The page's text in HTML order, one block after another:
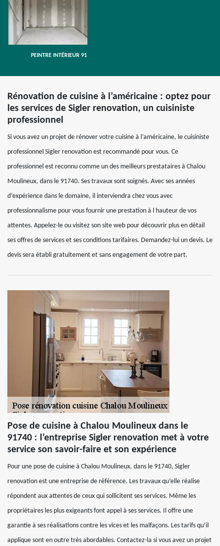
PEINTRE INTÉRIEUR 91
Rénovation de cuisine à l’américaine : optez pour
les services de Sigler renovation, un cuisiniste
professionnel
Si vous avez un projet de rénover votre cuisine à l’américaine, le cuisiniste
professionnel Sigler renovation est recommandé pour vous. Ce
professionnel est reconnu comme un des meilleurs prestataires à Chalou
Moulineux, dans le 91740. Ses travaux sont soignés. Avec ses années
d’expérience dans le domaine, il interviendra chez vous avec
professionnalisme pour vous fournir une prestation à l hauteur de vos
attentes. Appelez-le ou visitez son site web pour découvrir plus en détail
ses offres de services et ses conditions tarifaires. Demandez-lui un devis. Le
devis sera établi gratuitement et sans engagement de votre part.
Pose de cuisine à Chalou Moulineux dans le
91740 : l’entreprise Sigler renovation met à votre
service son savoir-faire et son expérience
Pour une pose de cuisine à Chalou Moulineux, dans le 91740, Sigler
renovation est une entreprise de référence. Les travaux qu’elle réalise
répondent aux attentes de ceux qui sollicitent ses services. Même les
propriétaires les plus exigeants font appel à ses services. Il offre une
garantie à ses réalisations contre les vices et les malfaçons. Les tarifs qu’il
applique sont en outre très abordables. Contactez-la si vous avez un projet